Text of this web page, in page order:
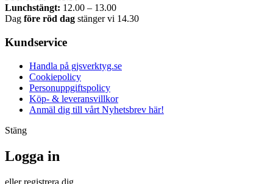
Lunchstängt: 12.00 – 13.00
Dag före röd dag stänger vi 14.30
Kundservice
Handla på gjsverktyg.se
Cookiepolicy
Personuppgiftspolicy
Köp- & leveransvillkor
Anmäl dig till vårt Nyhetsbrev här!
Stäng
Logga in
eller registrera dig